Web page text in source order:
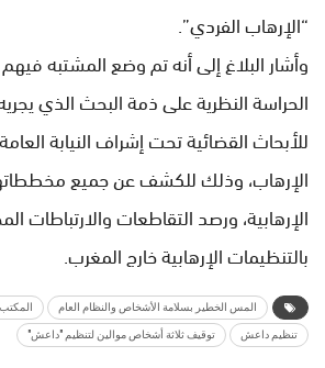
“الإرهاب الفردي”.
وأشار البلاغ إلى أنه تم وضع المشتبه فيهم
الحراسة النظرية على ذمة البحث الذي
للأبحاث القضائية تحت إشراف النيابة
الإرهاب، وذلك للكشف عن جميع
الإرهابية، ورصد التقاطعات والارتباطات
بالتنظيمات الإرهابية خارج المغرب.
المس الخطير بسلامة الأشخاص والنظام العام
تنظيم داعش توقيف ثلاثة أشخاص موالين لتنظيم "داعش"